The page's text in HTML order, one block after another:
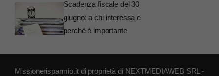
Scadenza fiscale del 30
giugno: a chi interessa e
perché è importante
Missionerisparmio.it di proprietà di NEXTMEDIAWEB SRL -